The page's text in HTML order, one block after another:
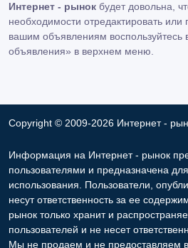
Интернет - рынок будет довольна,
необходимости отредактировать
вашим объявлениям воспользуйтесь
объявления» в верхнем меню.
Copyright © 2009-2026 Интернет -
Информация на Интернет - рынок
пользователями и предназначена
использования. Пользователи,
несут ответственность за ее
рынок только хранит и
пользователей и не несет
Мы не продаем и не предоставляем